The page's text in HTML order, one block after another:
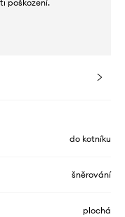
poškození.
do kotníku
šněrování
plochá